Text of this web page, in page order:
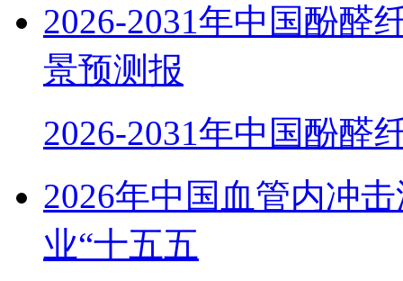
2026-2031年中国酚醛
景预测报
2026-2031年中国酚醛
2026年中国血管内冲
业“十五五